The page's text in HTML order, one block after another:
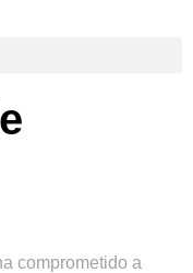
comprometido a